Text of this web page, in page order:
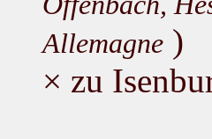
Allemagne )
× zu